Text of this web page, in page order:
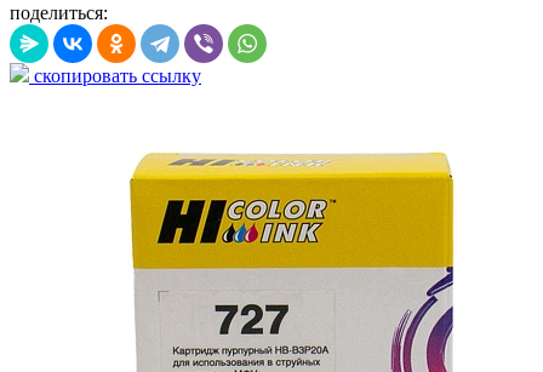
поделиться:
скопировать ссылку